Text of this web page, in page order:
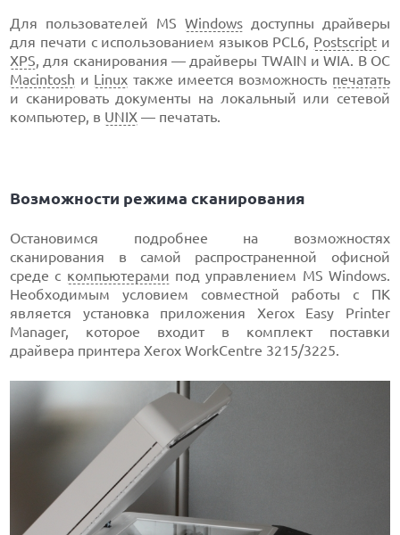
Для пользователей MS Windowsдоступны драйверы
для печати с использованием языков PCL6, Postscript и
XPS, для сканирования — драйверы TWAIN и WIA. В ОС
Macintosh и Linux также имеется возможность печатать
и сканировать документы на локальный или сетевой
компьютер, в UNIX — печатать.
Возможности режима сканирования
Остановимся подробнее на возможностях
сканирования в самой распространенной офисной
среде с компьютерами под управлением MS Windows.
Необходимым условием совместной работы с ПК
является установка приложения Xerox Easy Printer
Manager, которое входит в комплект поставки
драйвера принтера Xerox WorkCentre 3215/3225.